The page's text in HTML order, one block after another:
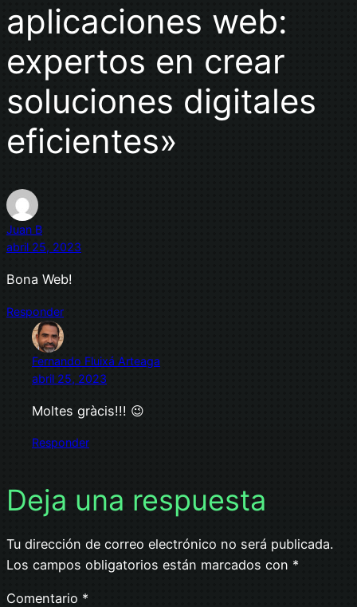
aplicaciones web:
expertos en crear
soluciones digitales
eficientes»
Juan B
abril 25, 2023
Bona Web!
Responder
Fernando Fluixá Arteaga
abril 25, 2023
Moltes gràcis!!! 😉
Responder
Deja una respuesta
Tu dirección de correo electrónico no será publicada.
Los campos obligatorios están marcados con *
Comentario *